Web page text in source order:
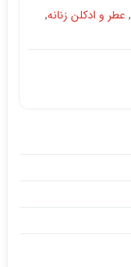
, عطر و ادکلن زنانه,